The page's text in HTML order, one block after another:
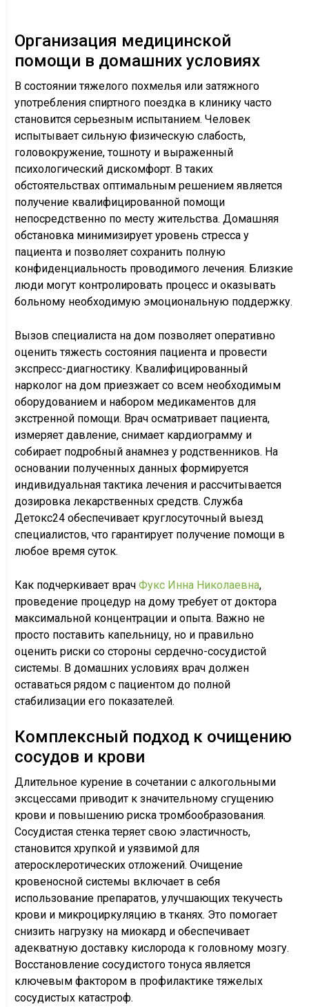
Организация медицинской
помощи в домашних условиях
В состоянии тяжелого похмелья или затяжного
употребления спиртного поездка в клинику часто
становится серьезным испытанием. Человек
испытывает сильную физическую слабость,
головокружение, тошноту и выраженный
психологический дискомфорт. В таких
обстоятельствах оптимальным решением является
получение квалифицированной помощи
непосредственно по месту жительства. Домашняя
обстановка минимизирует уровень стресса у
пациента и позволяет сохранить полную
конфиденциальность проводимого лечения. Близкие
люди могут контролировать процесс и оказывать
больному необходимую эмоциональную поддержку.
Вызов специалиста на дом позволяет оперативно
оценить тяжесть состояния пациента и провести
экспресс-диагностику. Квалифицированный
нарколог на дом приезжает со всем необходимым
оборудованием и набором медикаментов для
экстренной помощи. Врач осматривает пациента,
измеряет давление, снимает кардиограмму и
собирает подробный анамнез у родственников. На
основании полученных данных формируется
индивидуальная тактика лечения и рассчитывается
дозировка лекарственных средств. Служба
Детокс24 обеспечивает круглосуточный выезд
специалистов, что гарантирует получение помощи в
любое время суток.
Как подчеркивает врач Фукс Инна Николаевна,
проведение процедур на дому требует от доктора
максимальной концентрации и опыта. Важно не
просто поставить капельницу, но и правильно
оценить риски со стороны сердечно-сосудистой
системы. В домашних условиях врач должен
оставаться рядом с пациентом до полной
стабилизации его показателей.
Комплексный подход к очищению
сосудов и крови
Длительное курение в сочетании с алкогольными
эксцессами приводит к значительному сгущению
крови и повышению риска тромбообразования.
Сосудистая стенка теряет свою эластичность,
становится хрупкой и уязвимой для
атеросклеротических отложений. Очищение
кровеносной системы включает в себя
использование препаратов, улучшающих текучесть
крови и микроциркуляцию в тканях. Это помогает
снизить нагрузку на миокард и обеспечивает
адекватную доставку кислорода к головному мозгу.
Восстановление сосудистого тонуса является
ключевым фактором в профилактике тяжелых
сосудистых катастроф.